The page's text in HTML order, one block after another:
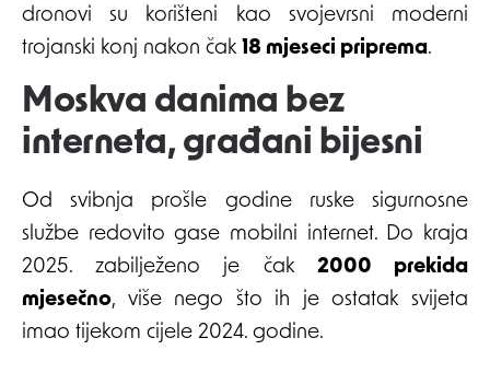
dronovi su korišteni kao svojevrsni moderni
trojanski konj nakon čak 18 mjeseci priprema.
Moskva danima bez
interneta, građani bijesni
Od svibnja prošle godine ruske sigurnosne
službe redovito gase mobilni internet. Do kraja
2025. zabilježeno je čak 2000 prekida
mjesečno, više nego što ih je ostatak svijeta
imao tijekom cijele 2024. godine.